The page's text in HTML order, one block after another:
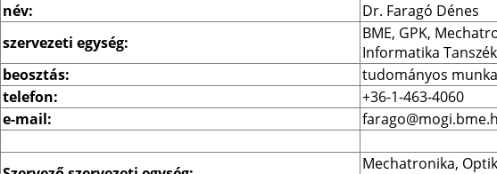
név:
Dr. Faragó Dénes
szervezeti egység:
BME, GPK,
Informatika Tanszék
beosztás:
tudományos
telefon:
+36-1-463-4060
e-mail:
Mechatronika,